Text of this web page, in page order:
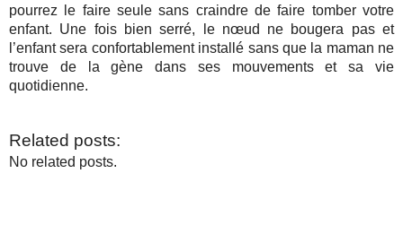
pourrez le faire seule sans craindre de faire tomber votre
enfant. Une fois bien serré, le nœud ne bougera pas et
l’enfant sera confortablement installé sans que la maman ne
trouve de la gène dans ses mouvements et sa vie
quotidienne.
Related posts:
No related posts.